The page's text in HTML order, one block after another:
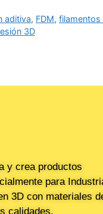
aditiva, FDM,filamentos
3D
y crea productos
para
3D con materiales
calidades.